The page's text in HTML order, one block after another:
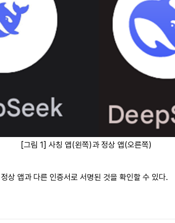
[그림 1] 사칭 앱(왼쪽)과 정상 앱(오른쪽)
상 앱과 다른 인증서로 서명된 것을 확인할 수 있다.